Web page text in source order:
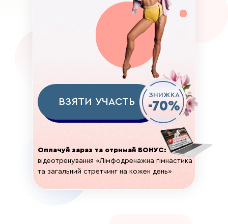
Оплачуй зараз та отримай БОНУС:
відеотренування «Лімфодренажна гімнастика
та загальний стретчинг на кожен день»
ВЗЯТИ УЧАСТЬ -70%
ЗНИЖКА